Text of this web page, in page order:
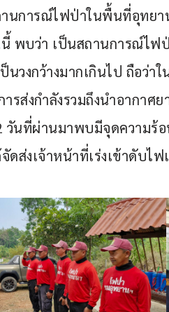
นการณ์ไฟป่าในพื้นที่อุทยา
นี้ พบว่า เป็นสถานการณ์ไฟ
วงกว้างมากเกินไป ถือว่า
ารส่งกำลังรวมถึงนำอากา
วันที่ผ่านมาพบมีจุดความร้
ดส่งเจ้าหน้าที่เร่งเข้าดับไฟ